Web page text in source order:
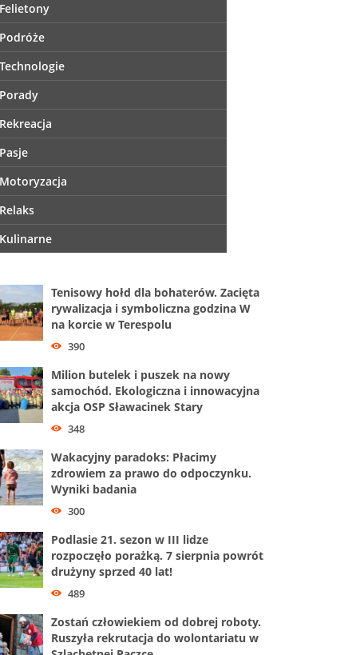
Felietony
Podróże
Technologie
Porady
Rekreacja
Pasje
Motoryzacja
Relaks
Kulinarne
Tenisowy hołd dla bohaterów. Zacięta
rywalizacja i symboliczna godzina W
na korcie w Terespolu
390
Milion butelek i puszek na nowy
samochód. Ekologiczna i innowacyjna
akcja OSP Sławacinek Stary
348
Wakacyjny paradoks: Płacimy
zdrowiem za prawo do odpoczynku.
Wyniki badania
300
Podlasie 21. sezon w III lidze
rozpoczęło porażką. 7 sierpnia powrót
drużyny sprzed 40 lat!
489
Zostań człowiekiem od dobrej roboty.
Ruszyła rekrutacja do wolontariatu w